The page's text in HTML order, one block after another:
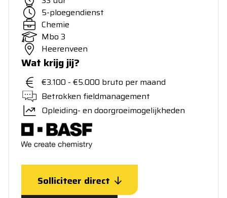
5-ploegendienst
Chemie
Mbo 3
Heerenveen
Wat krijg jij?
€3.100 - €5.000 bruto per maand
Betrokken fieldmanagement
Opleiding- en doorgroeimogelijkheden
Solliciteer direct